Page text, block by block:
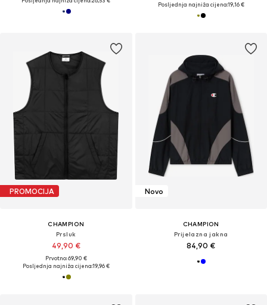
Posljednja najniža cijena:19,16 €
PROMOCIJA
CHAMPION
Prsluk
49,90 €
Prvotno: 69,90 €
Posljednja najniža cijena:19,96 €
Novo
CHAMPION
Prijelazna jakna
84,90 €